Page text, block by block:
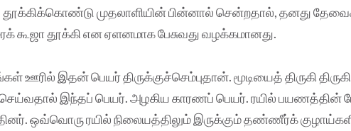
முதலாளியின் பின்னால் சென்றதால், தனது
கூஜா தூக்கி என ஏளனமாக பேசுவது வழக்கமானது.
ஊரில் இதன் பெயர் திருக்குச்செம்புதான். மூடியைத் திருகி திருகி
செய்வதால் இந்தப் பெயர். அழகிய காரணப் பெயர். ரயில் பயணத்தின்
ஒவ்வொரு ரயில் நிலையத்திலும் இருக்கும் தண்ணீர்க்